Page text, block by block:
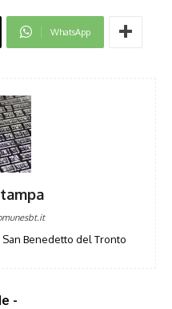
WhatsApp
Benedetto del Tronto
-